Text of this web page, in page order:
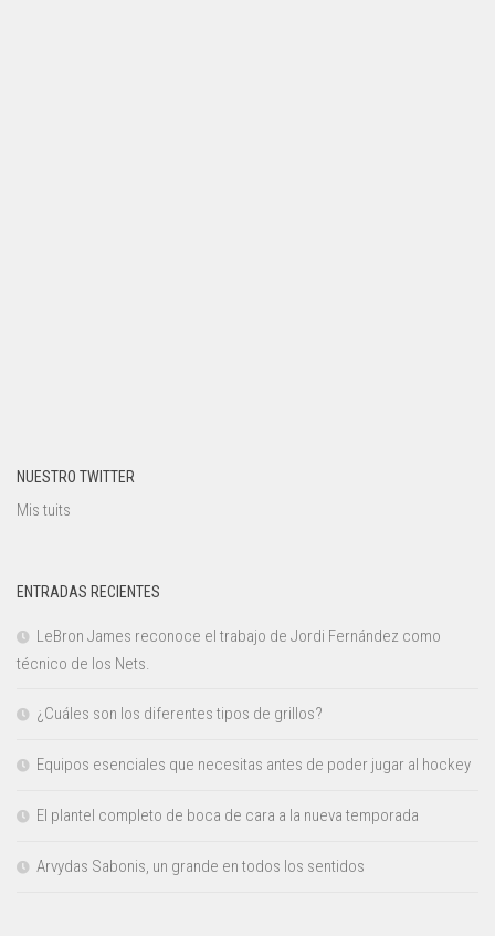
NUESTRO TWITTER
Mis tuits
ENTRADAS RECIENTES
LeBron James reconoce el trabajo de Jordi Fernández como
técnico de los Nets.
¿Cuáles son los diferentes tipos de grillos?
Equipos esenciales que necesitas antes de poder jugar al hockey
El plantel completo de boca de cara a la nueva temporada
Arvydas Sabonis, un grande en todos los sentidos